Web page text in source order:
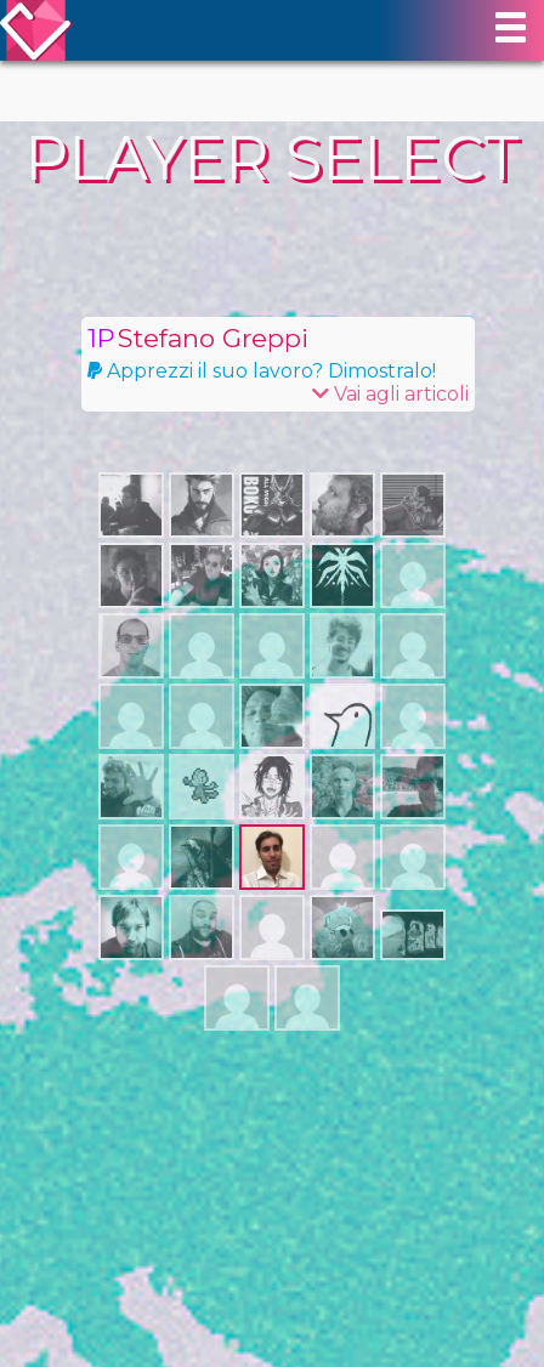
PLAYER SELECT
Stefano Greppi
Apprezzi il suo lavoro? Dimostralo!
Vai agli articoli